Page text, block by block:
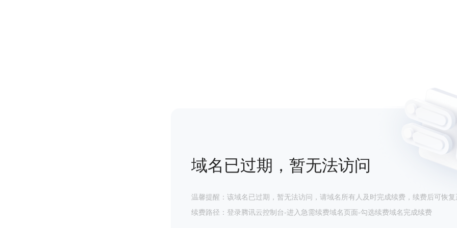
域名已过期，暂无法访问
温馨提醒：该域名已过期，暂无法访问，请域名所有人及时完成续费，续费后可恢复
续费路径：登录腾讯云控制台-进入急需续费域名页面-勾选续费域名完成续费